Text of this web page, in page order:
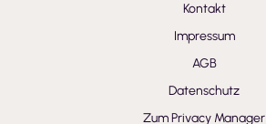
Kontakt
Impressum
AGB
Datenschutz
Zum Privacy Manager